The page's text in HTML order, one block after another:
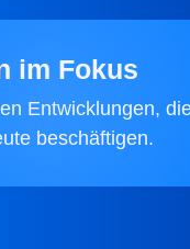
im Fokus
Entwicklungen,
beschäftigen.